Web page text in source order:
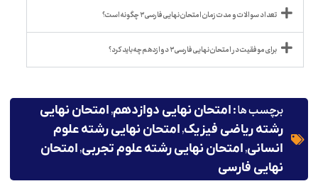
تعداد سوالات و مدت زمان امتحان نهایی فارسی ۳ چگونه است؟
برای موفقیت در امتحان نهایی فارسی ۳ دوازدهم چه باید کرد؟
برچسب ها :امتحان نهایی دوازدهم,امتحان نهایی
رشته ریاضی فیزیک,امتحان نهایی رشته علوم
انسانی,امتحان نهایی رشته علوم تجربی,امتحان
نهایی فارسی